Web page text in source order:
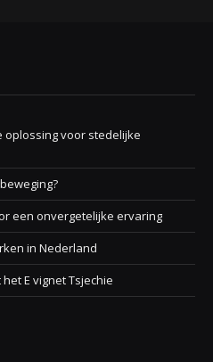
oplossing voor stedelijke
een onvergetelijke ervaring
in Nederland
E vignet Tsjechie